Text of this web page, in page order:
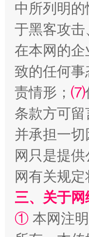
全民健身五年计
阿坝州三大球
中所列明
于黑客攻
在本网的
致的任何事
责情形； ⑺
条款方可
并承担一
网只是提
网有关规
三、关于网
① 本网注